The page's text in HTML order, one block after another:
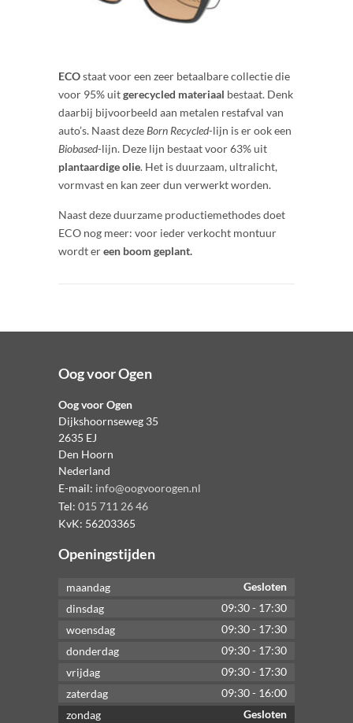
ECOstaat voor een zeer betaalbare collectie die
voor 95% uitgerecycled materiaal bestaat. Denk
daarbij bijvoorbeeld aan metalen restafval van
auto’s. Naast dezeBorn Recycled-lijn is er ook een
Biobased-lijn. Deze lijn bestaat voor 63% uit
plantaardige olie. Het is duurzaam, ultralicht,
vormvast en kan zeer dun verwerkt worden.
Naast deze duurzame productiemethodes doet
ECO nog meer: voor ieder verkocht montuur
wordt ereen boom geplant.
Oog voor Ogen
Oog voor Ogen
Dijkshoornseweg 35
2635 EJ
Den Hoorn
Nederland
E-mail: info@oogvoorogen.nl
Tel: 015 711 26 46
KvK: 56203365
Openingstijden
maandag
Gesloten
dinsdag
09:30- 17:30
woensdag
09:30- 17:30
donderdag
09:30- 17:30
vrijdag
09:30- 17:30
zaterdag
09:30- 16:00
zondag
Gesloten